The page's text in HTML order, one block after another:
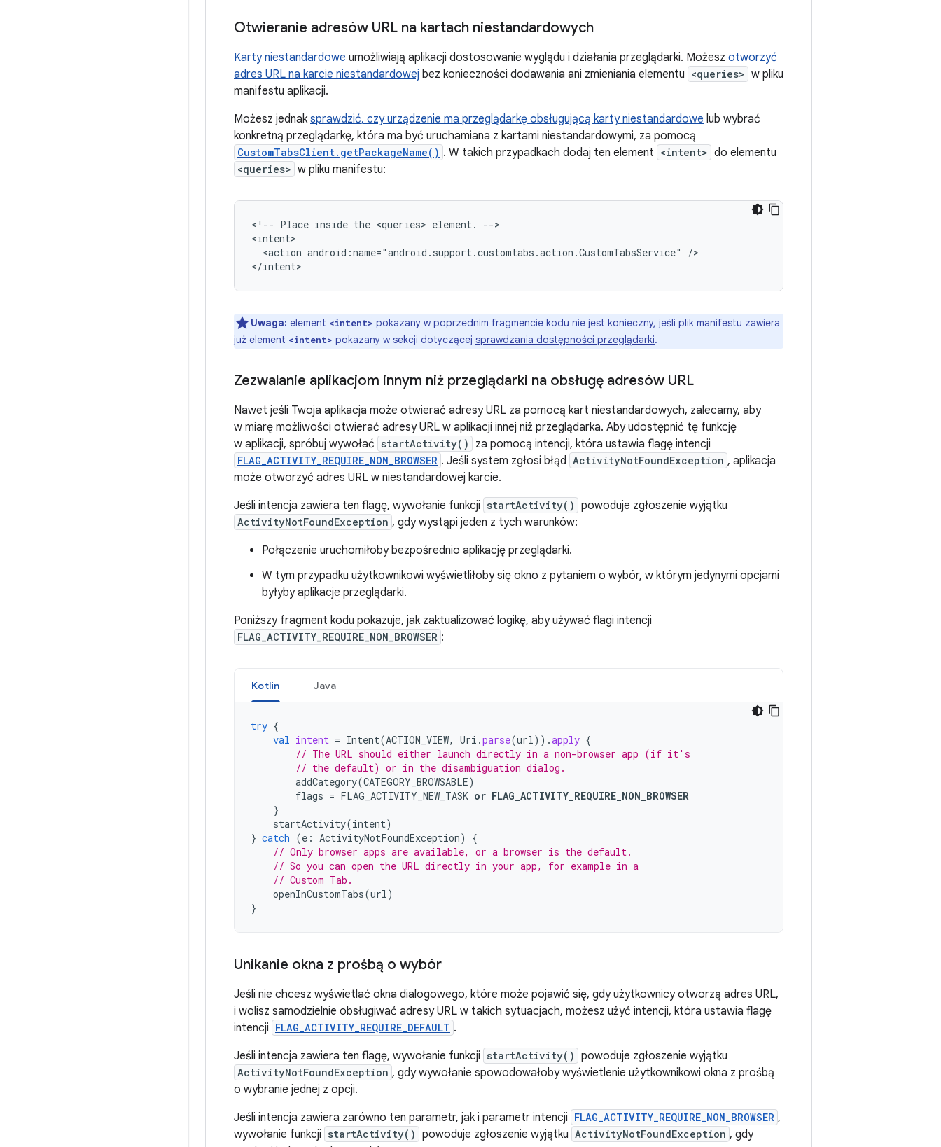
Otwieranie adresów URL na kartach niestandardowych
Karty niestandardowe umożliwiają aplikacji dostosowanie wyglądu i działania przeglądarki. Możesz otworzyć
adres URL na karcie niestandardowej bez konieczności dodawania ani zmieniania elementu <queries> w pliku
manifestu aplikacji.
Możesz jednak sprawdzić, czy urządzenie ma przeglądarkę obsługującą karty niestandardowe lub wybrać
konkretną przeglądarkę, która ma być uruchamiana z kartami niestandardowymi, za pomocą
CustomTabsClient.getPackageName() . W takich przypadkach dodaj ten element <intent> do elementu
<queries> w pliku manifestu:
<!-- Place inside the <queries> element.
-->
<action android:name="android.support.customtabs.action.CustomTabsService"
/>
</intent>
Uwaga: element <intent> pokazany w poprzednim fragmencie kodu nie jest konieczny, jeśli plik manifestu zawiera
już element <intent> pokazany w sekcji dotyczącej sprawdzania dostępności przeglądarki.
Zezwalanie aplikacjom innym niż przeglądarki na obsługę adresów URL
Nawet jeśli Twoja aplikacja może otwierać adresy URL za pomocą kart niestandardowych, zalecamy, aby
w miarę możliwości otwierać adresy URL w aplikacji innej niż przeglądarka. Aby udostępnić tę funkcję
w aplikacji, spróbuj wywołać startActivity() za pomocą intencji, która ustawia flagę intencji
FLAG_ACTIVITY_REQUIRE_NON_BROWSER . Jeśli system zgłosi błąd ActivityNotFoundException , aplikacja
może otworzyć adres URL w niestandardowej karcie.
Jeśli intencja zawiera ten flagę, wywołanie funkcji startActivity() powoduje zgłoszenie wyjątku
ActivityNotFoundException , gdy wystąpi jeden z tych warunków:
Połączenie uruchomiłoby bezpośrednio aplikację przeglądarki.
W tym przypadku użytkownikowi wyświetliłoby się okno z pytaniem o wybór, w którym jedynymi opcjami
byłyby aplikacje przeglądarki.
Poniższy fragment kodu pokazuje, jak zaktualizować logikę, aby używać flagi intencji
FLAG_ACTIVITY_REQUIRE_NON_BROWSER :
Kotlin Java
try {
val intent = Intent(ACTION_VIEW, Uri .parse(url)).apply {
// The URL should either launch directly in a non-browser app (if it's
// the default) or in the disambiguation dialog.
addCategory(CATEGORY_BROWSABLE)
flags = FLAG_ACTIVITY_NEW_TASK or FLAG_ACTIVITY_REQUIRE_NON_BROWSER
}
startActivity(intent)
} catch (e : ActivityNotFoundException)
{
// Only browser apps are available, or a browser is the default.
// So you can open the URL directly in your app, for example in a
// Custom Tab.
openInCustomTabs(url)
}
Unikanie okna z prośbą o wybór
Jeśli nie chcesz wyświetlać okna dialogowego, które może pojawić się, gdy użytkownicy otworzą adres URL,
i wolisz samodzielnie obsługiwać adresy URL w takich sytuacjach, możesz użyć intencji, która ustawia flagę
intencji FLAG_ACTIVITY_REQUIRE_DEFAULT .
Jeśli intencja zawiera ten flagę, wywołanie funkcji startActivity() powoduje zgłoszenie wyjątku
ActivityNotFoundException , gdy wywołanie spowodowałoby wyświetlenie użytkownikowi okna z prośbą
o wybranie jednej z opcji.
Jeśli intencja zawiera zarówno ten parametr, jak i parametr intencji FLAG_ACTIVITY_REQUIRE_NON_BROWSER ,
wywołanie funkcji startActivity() powoduje zgłoszenie wyjątku ActivityNotFoundException , gdy